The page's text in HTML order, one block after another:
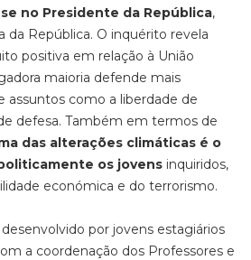
no Presidente da República,
da República. O inquérito revela
positiva em relação à União
maioria defende mais
assuntos como a liberdade de
defesa. Também em termos de
das alterações climáticas é o
os jovens inquiridos,
económica e do terrorismo.
por jovens estagiários
a coordenação dos Professores e